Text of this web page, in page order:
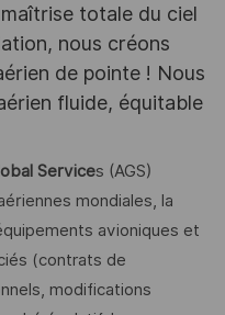
totale du ciel
nous créons
de pointe ! Nous
fluide, équitable
Services (AGS)
mondiales, la
avioniques et
(contrats de
modifications